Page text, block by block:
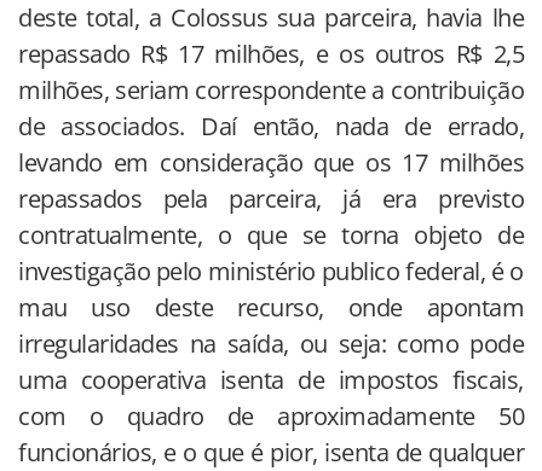
deste total, a Colossus sua parceira, havia lhe
repassado R$ 17 milhões, e os outros R$ 2,5
milhões, seriam correspondente a contribuição
de associados. Daí então, nada de errado,
levando em consideração que os 17 milhões
repassados pela parceira, já era previsto
contratualmente, o que se torna objeto de
investigação pelo ministério publico federal, é o
mau uso deste recurso, onde apontam
irregularidades na saída, ou seja: como pode
uma cooperativa isenta de impostos fiscais,
com o quadro de aproximadamente 50
funcionários, e o que é pior, isenta de qualquer